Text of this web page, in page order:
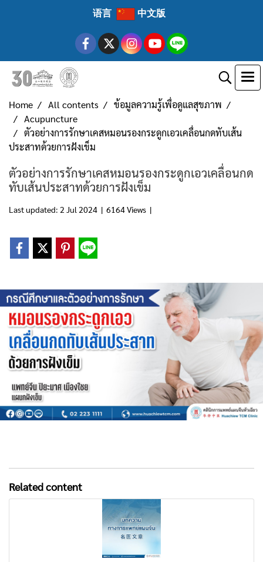
语言 中文版
Home All contents
ข้อมูลความรู้เพื่อดูแลสุขภาพ
Acupuncture
ตัวอย่างการรักษาเคสหมอนรองกระดูกเอวเคลื่อนกดทับเส้น
ประสาทด้วยการฝังเข็ม
ตัวอย่างการรักษาเคสหมอนรองกระดูกเอวเคลื่อนกด
ทับเส้นประสาทด้วยการฝังเข็ม
Last updated: 2 Jul 2024 | 6164 Views |
Related content